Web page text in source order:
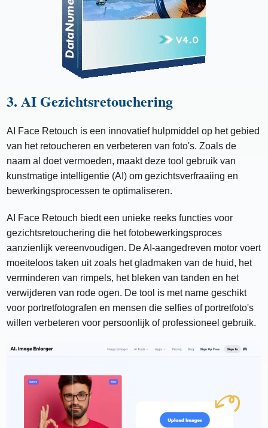
3. AI Gezichtsretouchering
AI Face Retouch is een innovatief hulpmiddel op het gebied
van het retoucheren en verbeteren van foto's. Zoals de
naam al doet vermoeden, maakt deze tool gebruik van
kunstmatige intelligentie (AI) om gezichtsverfraaiing en
bewerkingsprocessen te optimaliseren.
AI Face Retouch biedt een unieke reeks functies voor
gezichtsretouchering die het fotobewerkingsproces
aanzienlijk vereenvoudigen. De AI-aangedreven motor voert
moeiteloos taken uit zoals het gladmaken van de huid, het
verminderen van rimpels, het bleken van tanden en het
verwijderen van rode ogen. De tool is met name geschikt
voor portretfotografen en mensen die selfies of portretfoto's
willen verbeteren voor persoonlijk of professioneel gebruik.